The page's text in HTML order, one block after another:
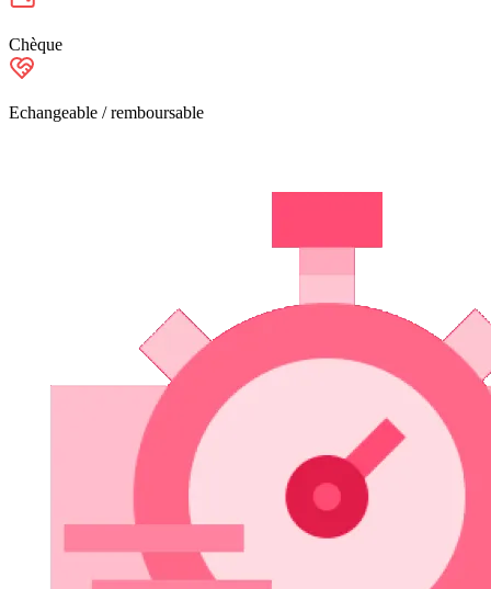
Chèque
Echangeable / remboursable